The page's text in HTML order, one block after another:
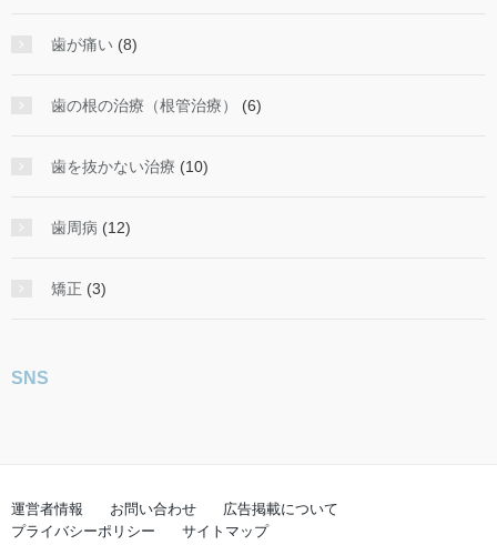
歯が痛い (8)
歯の根の治療（根管治療） (6)
歯を抜かない治療 (10)
歯周病 (12)
矯正 (3)
SNS
運営者情報 お問い合わせ
広告掲載について
プライバシーポリシー
サイトマップ